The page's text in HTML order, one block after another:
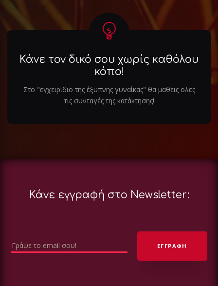
Κάνε τον δικό σου χωρίς καθόλου
κόπο!
Στο "εγχειριδιο της έξυπνης γυναίκας" θα μαθεις ολες
τις συνταγές της κατάκτησης!
Κάνε εγγραφή στο Newsletter: